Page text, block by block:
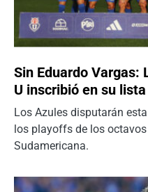
Sin Eduardo Vargas:
U inscribió en su
Los Azules disputarán
los playoffs de los
Sudamericana.